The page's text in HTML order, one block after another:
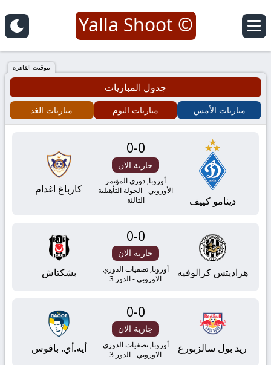
يلا
شوت
|
Yalla
Shoot
مباريات
بث
yallashoot
© Yalla Shoot
بتوقيت القاهرة
جدول المباريات
مباريات الأمس مباريات اليوم مباريات الغد
دينامو كييف
0
-
0
جارية الان
أوروبا, دوري المؤتمر
الأوروبي - الجولة التأهيلية
الثالثة
كارباغ اغدام
هراديتس كرالوفيه
0
-
0
جارية الان
أوروبا, تصفيات الدوري
الاوروبي - الدور 3
بشكتاش
ريد بول سالزبورغ
0
-
0
جارية الان
أوروبا, تصفيات الدوري
الاوروبي - الدور 3
أيه.أي. بافوس